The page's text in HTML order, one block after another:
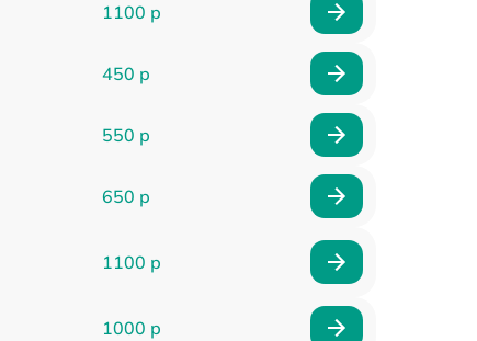
1100 р
450 р
550 р
650 р
1100 р
1000 р